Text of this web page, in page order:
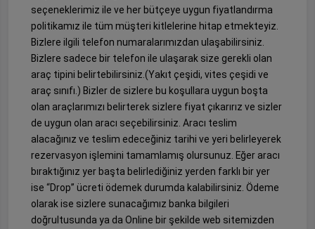
seçeneklerimiz ile ve her bütçeye uygun fiyatlandırma
politikamız ile tüm müşteri kitlelerine hitap etmekteyiz.
Bizlere ilgili telefon numaralarımızdan ulaşabilirsiniz.
Bizlere sadece bir telefon ile ulaşarak size gerekli olan
araç tipini belirtebilirsiniz.(Yakıt çeşidi, vites çeşidi ve
araç sınıfı.) Bizler de sizlere bu koşullara uygun boşta
olan araçlarımızı belirterek sizlere fiyat çıkarırız ve sizler
de uygun olan aracı seçebilirsiniz. Aracı teslim
alacağınız ve teslim edeceğiniz tarihi ve yeri belirleyerek
rezervasyon işlemini tamamlamış olursunuz. Eğer aracı
bıraktığınız yer başta belirlediğiniz yerden farklı bir yer
ise “Drop” ücreti ödemek durumda kalabilirsiniz. Ödeme
olarak ise sizlere sunacağımız banka bilgileri
doğrultusunda ya da Online bir şekilde web sitemizden